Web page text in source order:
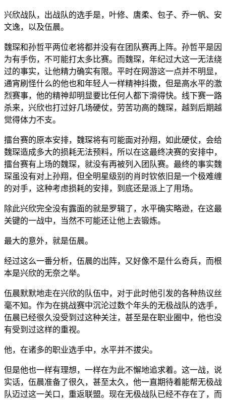
兴欣战队，出战队的选手是，叶修、唐柔、包子、乔一帆、安
文逸，以及伍晨。
魏琛和孙哲平两位老将都并没有在团队赛再上阵。孙哲平是因
为有手伤，不可能打太多比赛。而魏琛，年纪过大这一无法绕
过的事实，让他精力确实有限。平时在网游这一点并不明显，
通宵刷怪什么的他也和年轻人一样精神抖擞，但是高水平的激
烈赛事，他的精神却明显要比任何人都下滑得快。线下赛一路
杀来，兴欣也打过好几场硬仗，劳苦功高的魏琛，越到后期越
觉得体力不支。
擂台赛的原本安排，魏琛将有可能面对孙翔，如此硬仗，会给
魏琛造成多大的损耗无法预料，所以在这最终决赛的安排中，
擂台赛有上场的魏琛，就没有再被列入团队赛。最终的事实魏
琛虽没有对上孙翔，但全明星级别的肖时钦依旧是一个极难缠
的对手，这种考虑损耗的安排，到底还是派上了用场。
除此兴欣完全没有露面的就是罗辑了，水平确实略逊，在这最
关键的一战中，当然不可能还让他上去锻炼。
最大的意外，就是伍晨。
经过这么一番分析，伍晨的出阵，又好像不是什么奇兵，而根
本是兴欣的无奈之举。
伍晨默默地走在兴欣的队伍中，对于此时他引发的各种热议丝
毫不知。作为在挑战赛中沉沦过数个年头的无极战队的选手，
伍晨已经很久没受到过这种关注，甚至是在职业圈中，他也没
有受到过这样的重视。
他，在诸多的职业选手中，水平并不拔尖。
但是他也一样有理想，一样在为此不懈地追求着。这一战，说
实话，伍晨准备了很久，甚至太久，他一直期待着能帮无极战
队迈过这一关口，重返联盟。现在无极战队已经不存在了，而